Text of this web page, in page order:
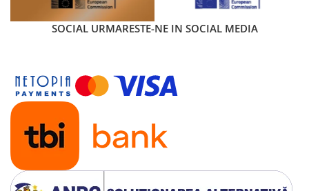
SOCIAL URMARESTE-NE IN SOCIAL MEDIA